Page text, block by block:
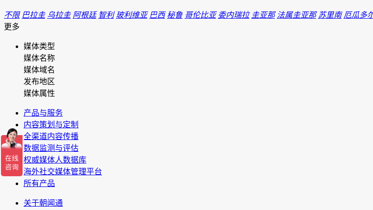
不限 巴拉圭 乌拉圭 阿根廷 智利 玻利维亚 巴西 秘鲁 哥伦比亚 委内瑞拉 圭亚那 法属圭亚那 苏里南 厄瓜多
更多
媒体类型
媒体名称
媒体域名
发布地区
媒体属性
产品与服务
内容策划与定制
全渠道内容传播
数据监测与评估
权威媒体人数据库
海外社交媒体管理平台
所有产品
关于朝闻通